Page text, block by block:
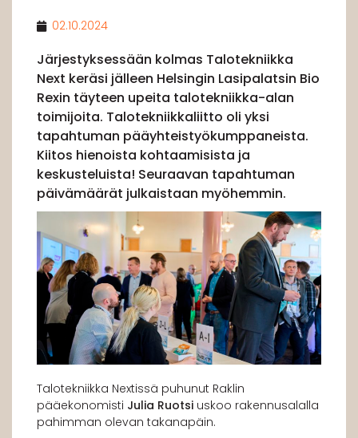
02.10.2024
Järjestyksessään kolmas Talotekniikka
Next keräsi jälleen Helsingin Lasipalatsin Bio
Rexin täyteen upeita talotekniikka-alan
toimijoita. Talotekniikkaliitto oli yksi
tapahtuman pääyhteistyökumppaneista.
Kiitos hienoista kohtaamisista ja
keskusteluista! Seuraavan tapahtuman
päivämäärät julkaistaan myöhemmin.
Talotekniikka Nextissä puhunut Raklin
pääekonomisti Julia Ruotsiuskoo rakennusalalla
pahimman olevan takanapäin.